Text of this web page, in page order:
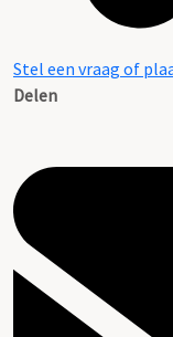
Stel een vraag of
Delen